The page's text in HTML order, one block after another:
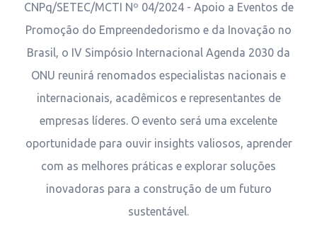
CNPq/SETEC/MCTI Nº 04/2024 - Apoio a Eventos de
Promoção do Empreendedorismo e da Inovação no
Brasil, o IV Simpósio Internacional Agenda 2030 da
ONU reunirá renomados especialistas nacionais e
internacionais, acadêmicos e representantes de
empresas líderes. O evento será uma excelente
oportunidade para ouvir insights valiosos, aprender
com as melhores práticas e explorar soluções
inovadoras para a construção de um futuro
sustentável.